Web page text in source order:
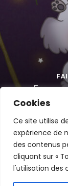
Cookies
Ce site utilise
expérience de
des contenus
cliquant sur «
l'utilisation des
Faire-
2026 © Gaëlle
sont ma